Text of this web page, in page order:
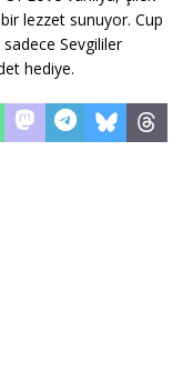
lezzet sunuyor. Cup
Sevgililer
hediye.